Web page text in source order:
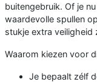
buitengebruik. Of je
waardevolle spullen
stukje extra veiligheid
Waarom kiezen voor
Je bepaalt zélf